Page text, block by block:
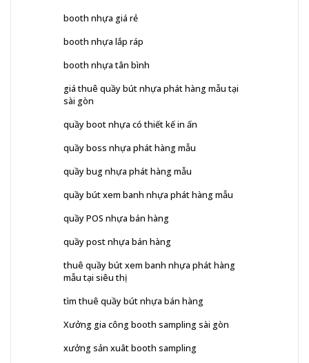
booth nhựa giá rẻ
booth nhựa lắp ráp
booth nhựa tân bình
giá thuê quầy bút nhựa phát hàng mẫu tại
sài gòn
quầy boot nhựa có thiết kế in ấn
quầy boss nhựa phát hàng mẫu
quầy bug nhựa phát hàng mẫu
quầy bút xem banh nhựa phát hàng mẫu
quầy POS nhựa bán hàng
quầy post nhựa bán hàng
thuê quầy bút xem banh nhựa phát hàng
mẫu tại siêu thị
tìm thuê quầy bút nhựa bán hàng
Xưởng gia công booth sampling sài gòn
xưởng sản xuât booth sampling